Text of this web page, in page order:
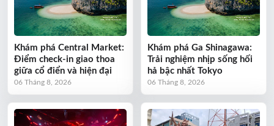
Khám phá Central Market:
Điểm check-in giao thoa
giữa cổ điển và hiện đại
06 Tháng 8, 2026
Khám phá Ga Shinagawa:
Trải nghiệm nhịp sống hối
hả bậc nhất Tokyo
06 Tháng 8, 2026